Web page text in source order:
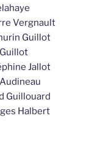
Vergnault
Guillot
Jallot
Guillouard
Halbert